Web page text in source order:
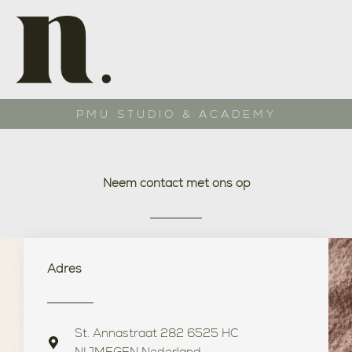
naar
PMU STUDIO & ACADEMY
Neem contact met ons op
Adres
St. Annastraat 282 6525 HC